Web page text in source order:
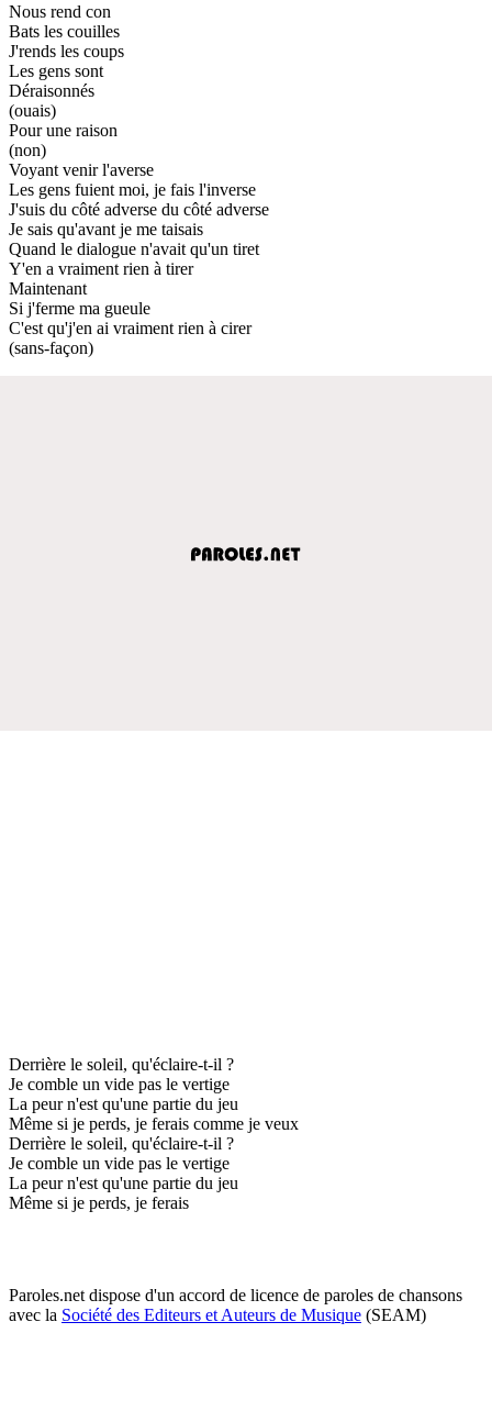
Nous rend con
Bats les couilles
J'rends les coups
Les gens sont
Déraisonnés
(ouais)
Pour une raison
(non)
Voyant venir l'averse
Les gens fuient moi, je fais l'inverse
J'suis du côté adverse du côté adverse
Je sais qu'avant je me taisais
Quand le dialogue n'avait qu'un tiret
Y'en a vraiment rien à tirer
Maintenant
Si j'ferme ma gueule
C'est qu'j'en ai vraiment rien à cirer
(sans-façon)
Derrière le soleil, qu'éclaire-t-il ?
Je comble un vide pas le vertige
La peur n'est qu'une partie du jeu
Même si je perds, je ferais comme je veux
Derrière le soleil, qu'éclaire-t-il ?
Je comble un vide pas le vertige
La peur n'est qu'une partie du jeu
Même si je perds, je ferais
Paroles.net dispose d'un accord de licence de paroles de chansons
avec la Société des Editeurs et Auteurs de Musique (SEAM)